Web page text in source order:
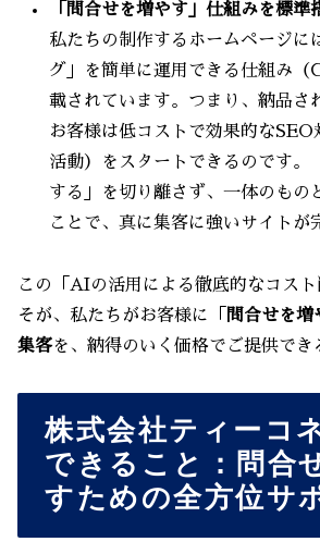
「問合せを増やす」仕組みを標準
私たちの制作するホームページに
グ」を簡単に運用できる仕組み（
載されています。つまり、納品さ
お客様は低コストで効果的なSEO
活動）をスタートできるのです。
する」を切り離さず、一体のもの
ことで、真に集客に強いサイトが
この「AIの活用による徹底的なコス
そが、私たちがお客様に「 問合せを増
集客を、納得のいく価格でご提供でき
株式会社ティーコ
できること：問合
すための全方位サ